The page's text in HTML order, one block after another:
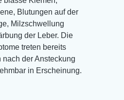
Blutungen auf der
Milzschwellung
der Leber. Die
treten bereits
der Ansteckung
in Erscheinung.